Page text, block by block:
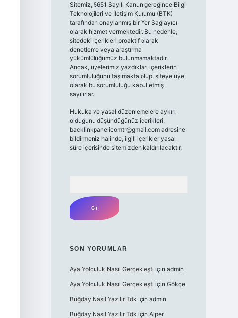
Sitemiz, 5651 Sayılı Kanun gereğince Bilgi
Teknolojileri ve İletişim Kurumu (BTK)
tarafından onaylanmış bir Yer Sağlayıcı
olarak hizmet vermektedir. Bu nedenle,
sitedeki içerikleri proaktif olarak
denetleme veya araştırma
yükümlülüğümüz bulunmamaktadır.
Ancak, üyelerimiz yazdıkları içeriklerin
sorumluluğunu taşımakta olup, siteye üye
olarak bu sorumluluğu kabul etmiş
sayılırlar.
Hukuka ve yasal düzenlemelere aykırı
olduğunu düşündüğünüz içerikleri,
backlinkpanelicomtr@gmail.com adresine
bildirmeniz halinde, ilgili içerikler yasal
süre içerisinde sitemizden kaldırılacaktır.
SON YORUMLAR
Aya Yolculuk Nasıl Gerçekleşti için admin
Aya Yolculuk Nasıl Gerçekleşti için Gökçe
Buğday Nasıl Yazılır Tdk için admin
Buğday Nasıl Yazılır Tdk için Alper